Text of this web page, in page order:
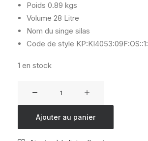
Poids 0.89 kgs
Volume 28 Litre
Nom du singe silas
Code de style KP:KI4053:09F:OS::1:
1 en stock
CLASSROOM
Ajouter au panier